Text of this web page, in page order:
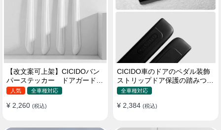
【改文案可上架】CICIDOバン
パーステッカー ドアガード
衝突防止プロテクター 耐スク
人気 全車種対応
¥ 2,260 (税込)
CICIDO車のドアのペダル装飾
ストリップドア保護の踏みつけ
防止
全車種対応
¥ 2,384 (税込)